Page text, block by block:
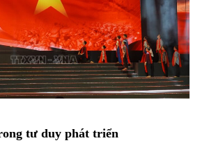
tư duy phát triển